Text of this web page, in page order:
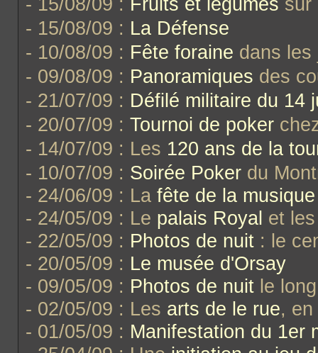
- 15/08/09 : La Défense
- 10/08/09 : Fête foraine dans les
- 09/08/09 : Panoramiques des
- 21/07/09 : Défilé militaire du 14
- 20/07/09 : Tournoi de poker
- 14/07/09 : Les 120 ans de la
- 10/07/09 : Soirée Pokerdu
- 24/06/09 : La fête de la musique
- 24/05/09 : Le palais Royal et
- 22/05/09 : Photos de nuit: le
- 20/05/09 : Le musée d'Orsay
- 09/05/09 : Photos de nuitle long
- 02/05/09 : Les arts de le rue,
- 01/05/09 : Manifestation du 1er